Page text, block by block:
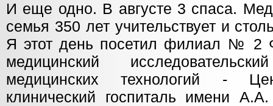
И еще одно. В августе 3 спаса.
семья 350 лет учительствует и
Я этот день посетил филиал № 2
медицинский
медицинских технологий -
клинический госпиталь имени